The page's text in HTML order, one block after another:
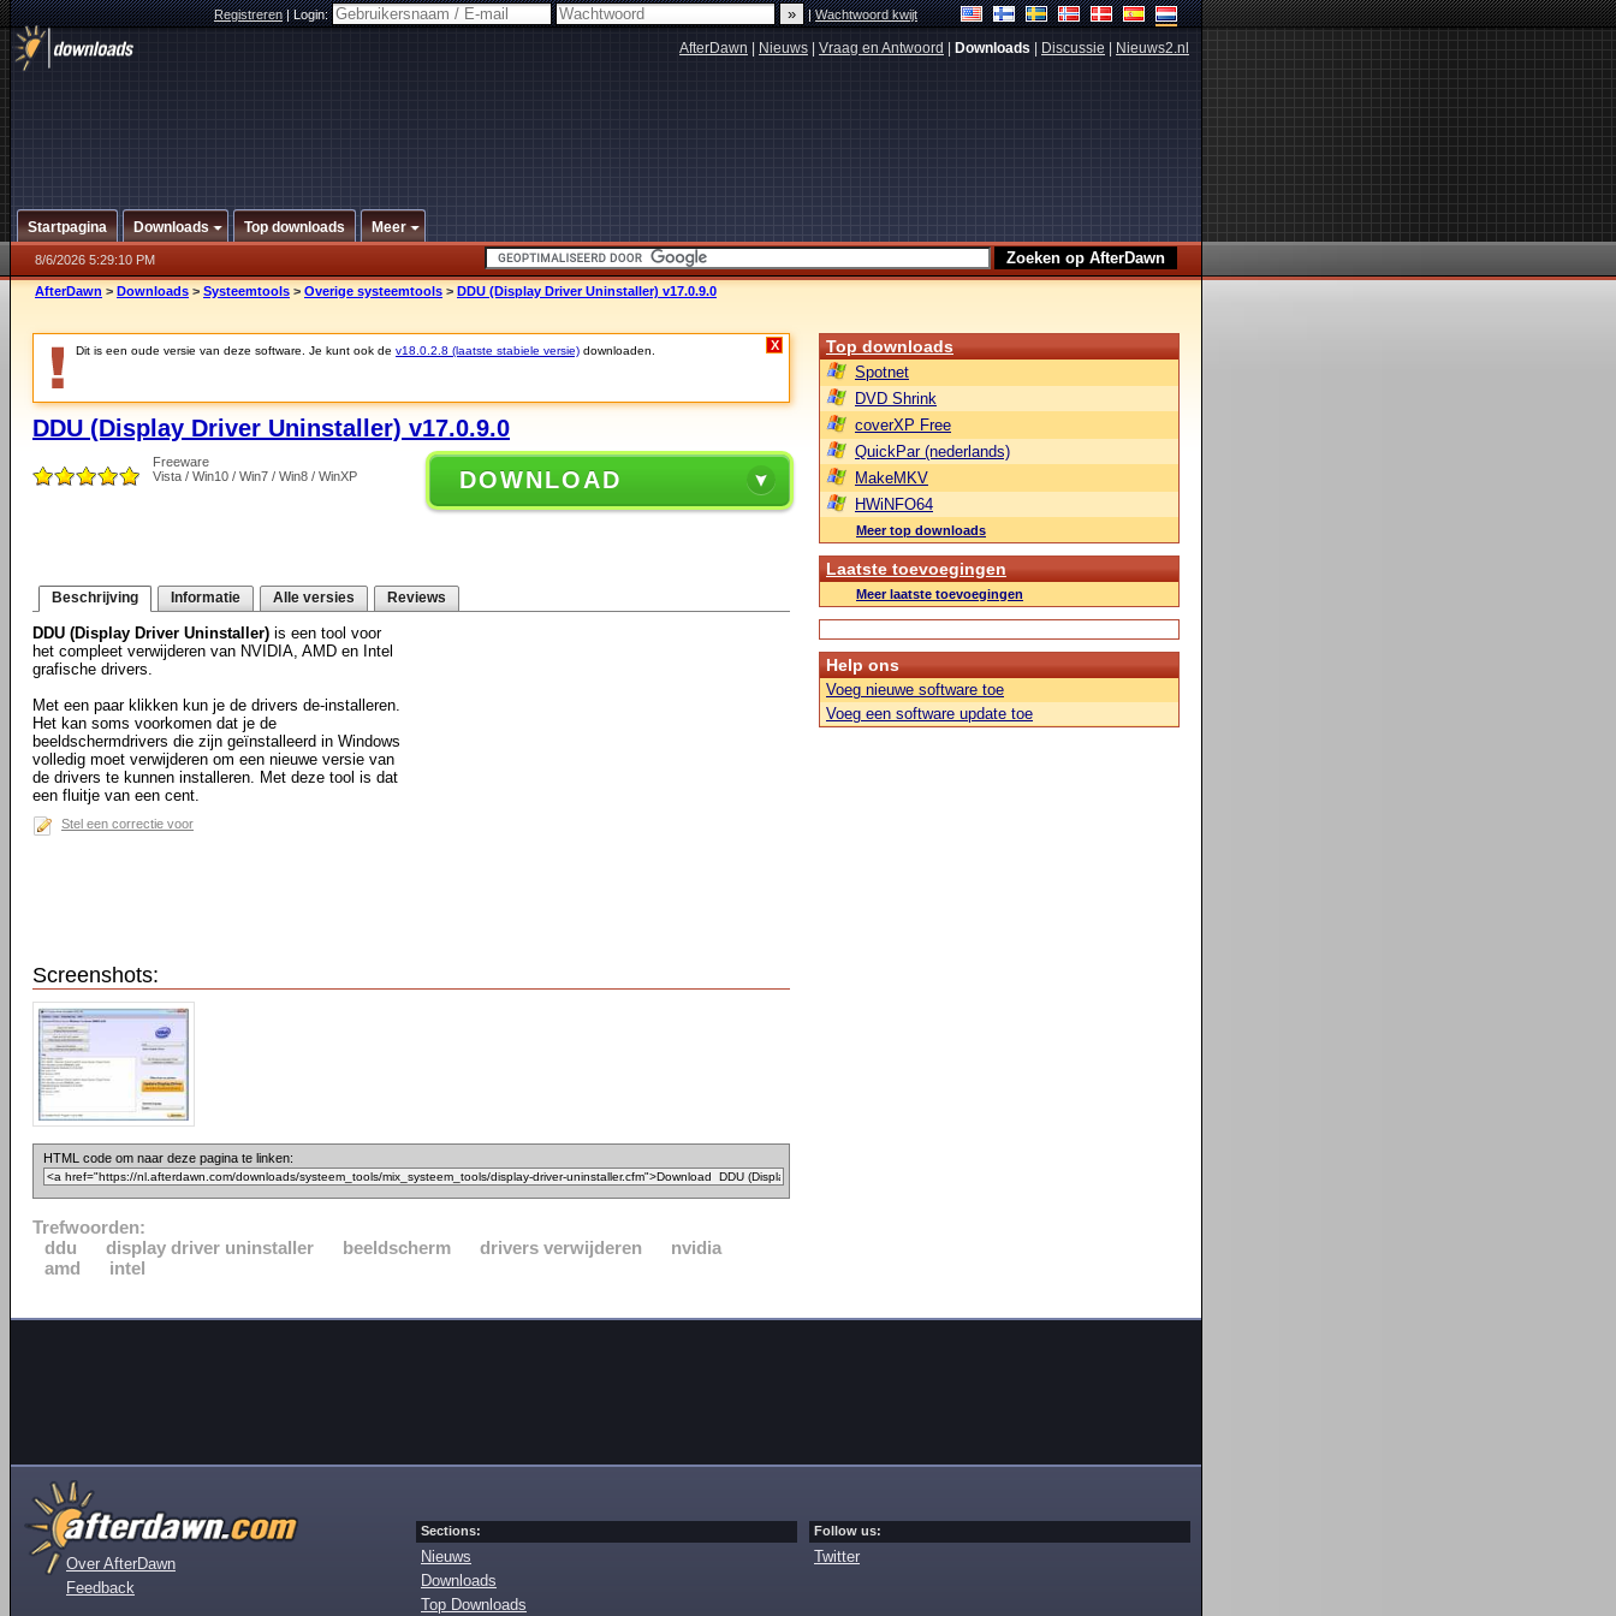
Registreren|Login: |Wachtwoord kwijt
AfterDawn Nieuws Vraag en Antwoord Downloads Discussie Nieuws2.nl
Startpagina Downloads Top downloads Meer
8/6/2026 5:29:10 PM
AfterDawn > Downloads > Systeemtools > Overige systeemtools > DDU (Display Driver Uninstaller) v17.0.9.0
Dit is een oude versie van deze software. Je kunt ook de v18.0.2.8 (laatste stabiele versie) downloaden. X
DDU (Display Driver Uninstaller) v17.0.9.0
Freeware
Vista / Win10 / Win7 / Win8 / WinXP
DOWNLOAD
Beschrijving Informatie Alle versies Reviews
DDU (Display Driver Uninstaller) is een tool voor
het compleet verwijderen van NVIDIA, AMD en Intel
grafische drivers.
Met een paar klikken kun je de drivers de-installeren.
Het kan soms voorkomen dat je de
beeldschermdrivers die zijn geïnstalleerd in Windows
volledig moet verwijderen om een nieuwe versie van
de drivers te kunnen installeren. Met deze tool is dat
een fluitje van een cent.
Stel een correctie voor
Screenshots:
HTML code om naar deze pagina te linken:
Trefwoorden:
ddu
display driver uninstaller beeldscherm drivers verwijderen
nvidia
amd
intel
Top downloads
Spotnet
DVD Shrink
coverXP Free
QuickPar (nederlands)
MakeMKV
HWiNFO64
Meer top downloads
Laatste toevoegingen
Meer laatste toevoegingen
Help ons
Voeg nieuwe software toe
Voeg een software update toe
Over AfterDawn
Feedback
Sections:
Nieuws
Downloads
Top Downloads
Follow us:
Twitter